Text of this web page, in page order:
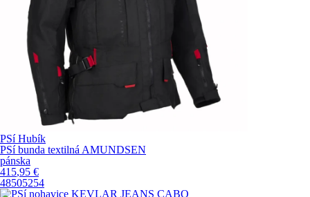
PSí Hubík
PSí bunda textilná AMUNDSEN
pánska
415,95 €
48505254